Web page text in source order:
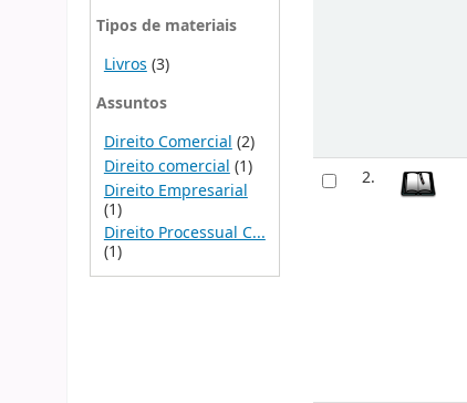
Tipos de materiais
Livros (3)
Assuntos
Direito Comercial (2)
Direito comercial (1)
Direito Empresarial
(1)
Direito Processual C...
(1)
2.